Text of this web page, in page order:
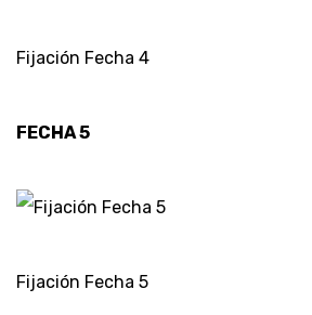
Fijación Fecha 4
FECHA 5
Fijación Fecha 5